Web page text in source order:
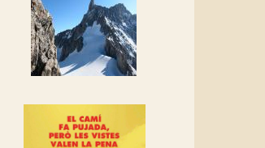
Els Centpeus signen el
Manifest a favor dels
Camins Vells
associació adhereix-te al